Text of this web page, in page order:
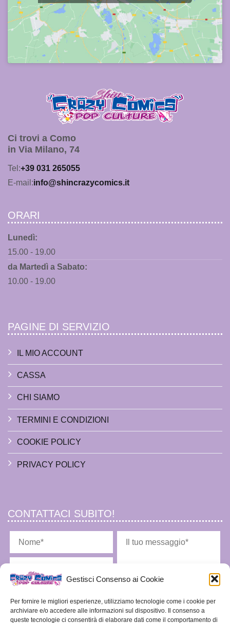
Gestisci Consenso ai Cookie
Per fornire le migliori esperienze, utilizziamo tecnologie come i cookie per
archiviare e/o accedere alle informazioni sul dispositivo. Il consenso a
queste tecnologie ci consentirà di elaborare dati come il comportamento di
Ci trovi a Como
in Via Milano, 74
Tel:+39 031 265055
E-mail:info@shincrazycomics.it
ORARI
Lunedì:
15.00 - 19.00
da Martedì a Sabato:
10.00 - 19.00
PAGINE DI SERVIZIO
IL MIO ACCOUNT
CASSA
CHI SIAMO
TERMINI E CONDIZIONI
COOKIE POLICY
PRIVACY POLICY
CONTATTACI SUBITO!